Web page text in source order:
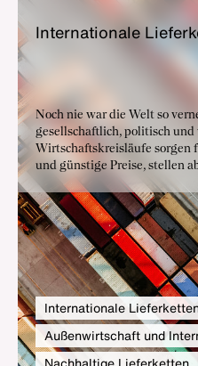
In­ter­na­tio­na­le
Noch nie war die Welt so
gesellschaftlich, politisch
Wirtschaftskreisläufe sorgen
und günstige Preise, stellen
an Logistik und
Handelskonflikte,
Havarie eines
lernen, mit diesen Risiken
Internationale
Außenwirtschaft und